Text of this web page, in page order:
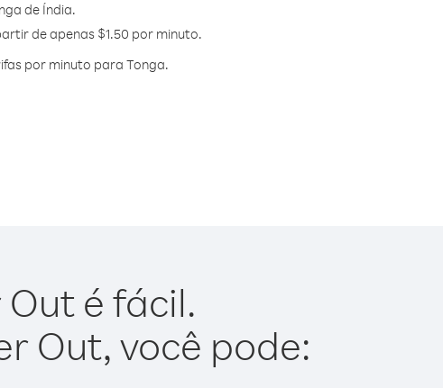
de Índia.
de apenas $1.50 por minuto.
por minuto para Tonga.
é fácil.
Out, você pode: